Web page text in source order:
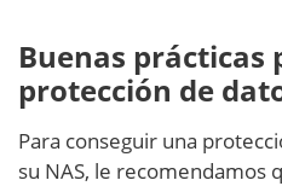
Buenas prácticas
protección de
Para conseguir una
su NAS, le recomendamos